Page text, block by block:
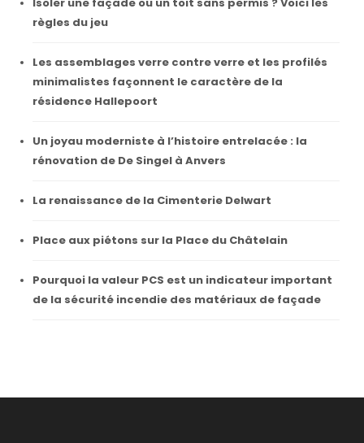
Isoler une façade ou un toit sans permis ? Voici les
règles du jeu
Les assemblages verre contre verre et les profilés
minimalistes façonnent le caractère de la
résidence Hallepoort
Un joyau moderniste à l’histoire entrelacée : la
rénovation de De Singel à Anvers
La renaissance de la Cimenterie Delwart
Place aux piétons sur la Place du Châtelain
Pourquoi la valeur PCS est un indicateur important
de la sécurité incendie des matériaux de façade